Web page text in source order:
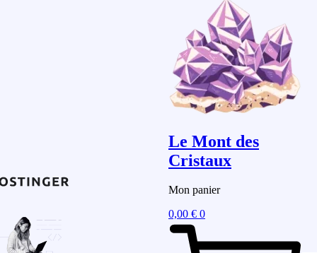
Le Mont des
Cristaux
Mon panier
0,00 € 0